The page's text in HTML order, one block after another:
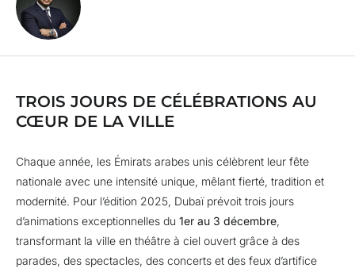
TROIS JOURS DE CÉLÉBRATIONS AU
CŒUR DE LA VILLE
Chaque année, les Émirats arabes unis célèbrent leur fête
nationale avec une intensité unique, mêlant fierté, tradition et
modernité. Pour l’édition 2025, Dubaï prévoit trois jours
d’animations exceptionnelles du 1er au 3 décembre,
transformant la ville en théâtre à ciel ouvert grâce à des
parades, des spectacles, des concerts et des feux d’artifice